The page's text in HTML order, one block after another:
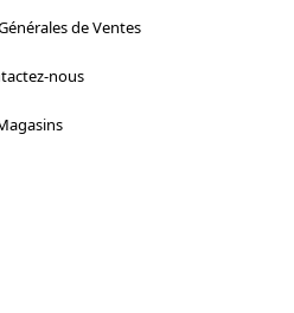
de Ventes
nous